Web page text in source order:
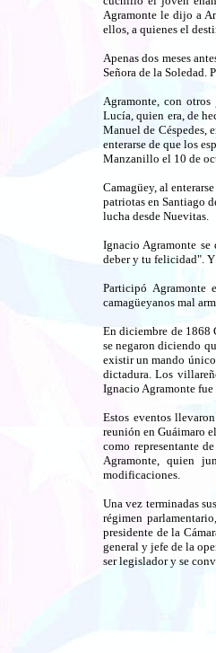
Agramonte le dijo a
ellos, a quienes el
Apenas dos meses
Señora de la Soledad.
Agramonte, con otros
Lucía, quien era, de
Manuel de Céspedes,
enterarse de que los
Manzanillo el 10 de
Camagüey, al
patriotas en Santiago
lucha desde Nuevitas.
Ignacio Agramonte
deber y tu felicidad".
Participó
camagüeyanos mal
En diciembre de 1868
se negaron diciendo
existir un mando
dictadura. Los
Ignacio Agramonte
Estos eventos
reunión en Guáimaro
como representante
Agramonte, quien
modificaciones.
Una vez terminadas
régimen
presidente de la
general y jefe de la
ser legislador y se